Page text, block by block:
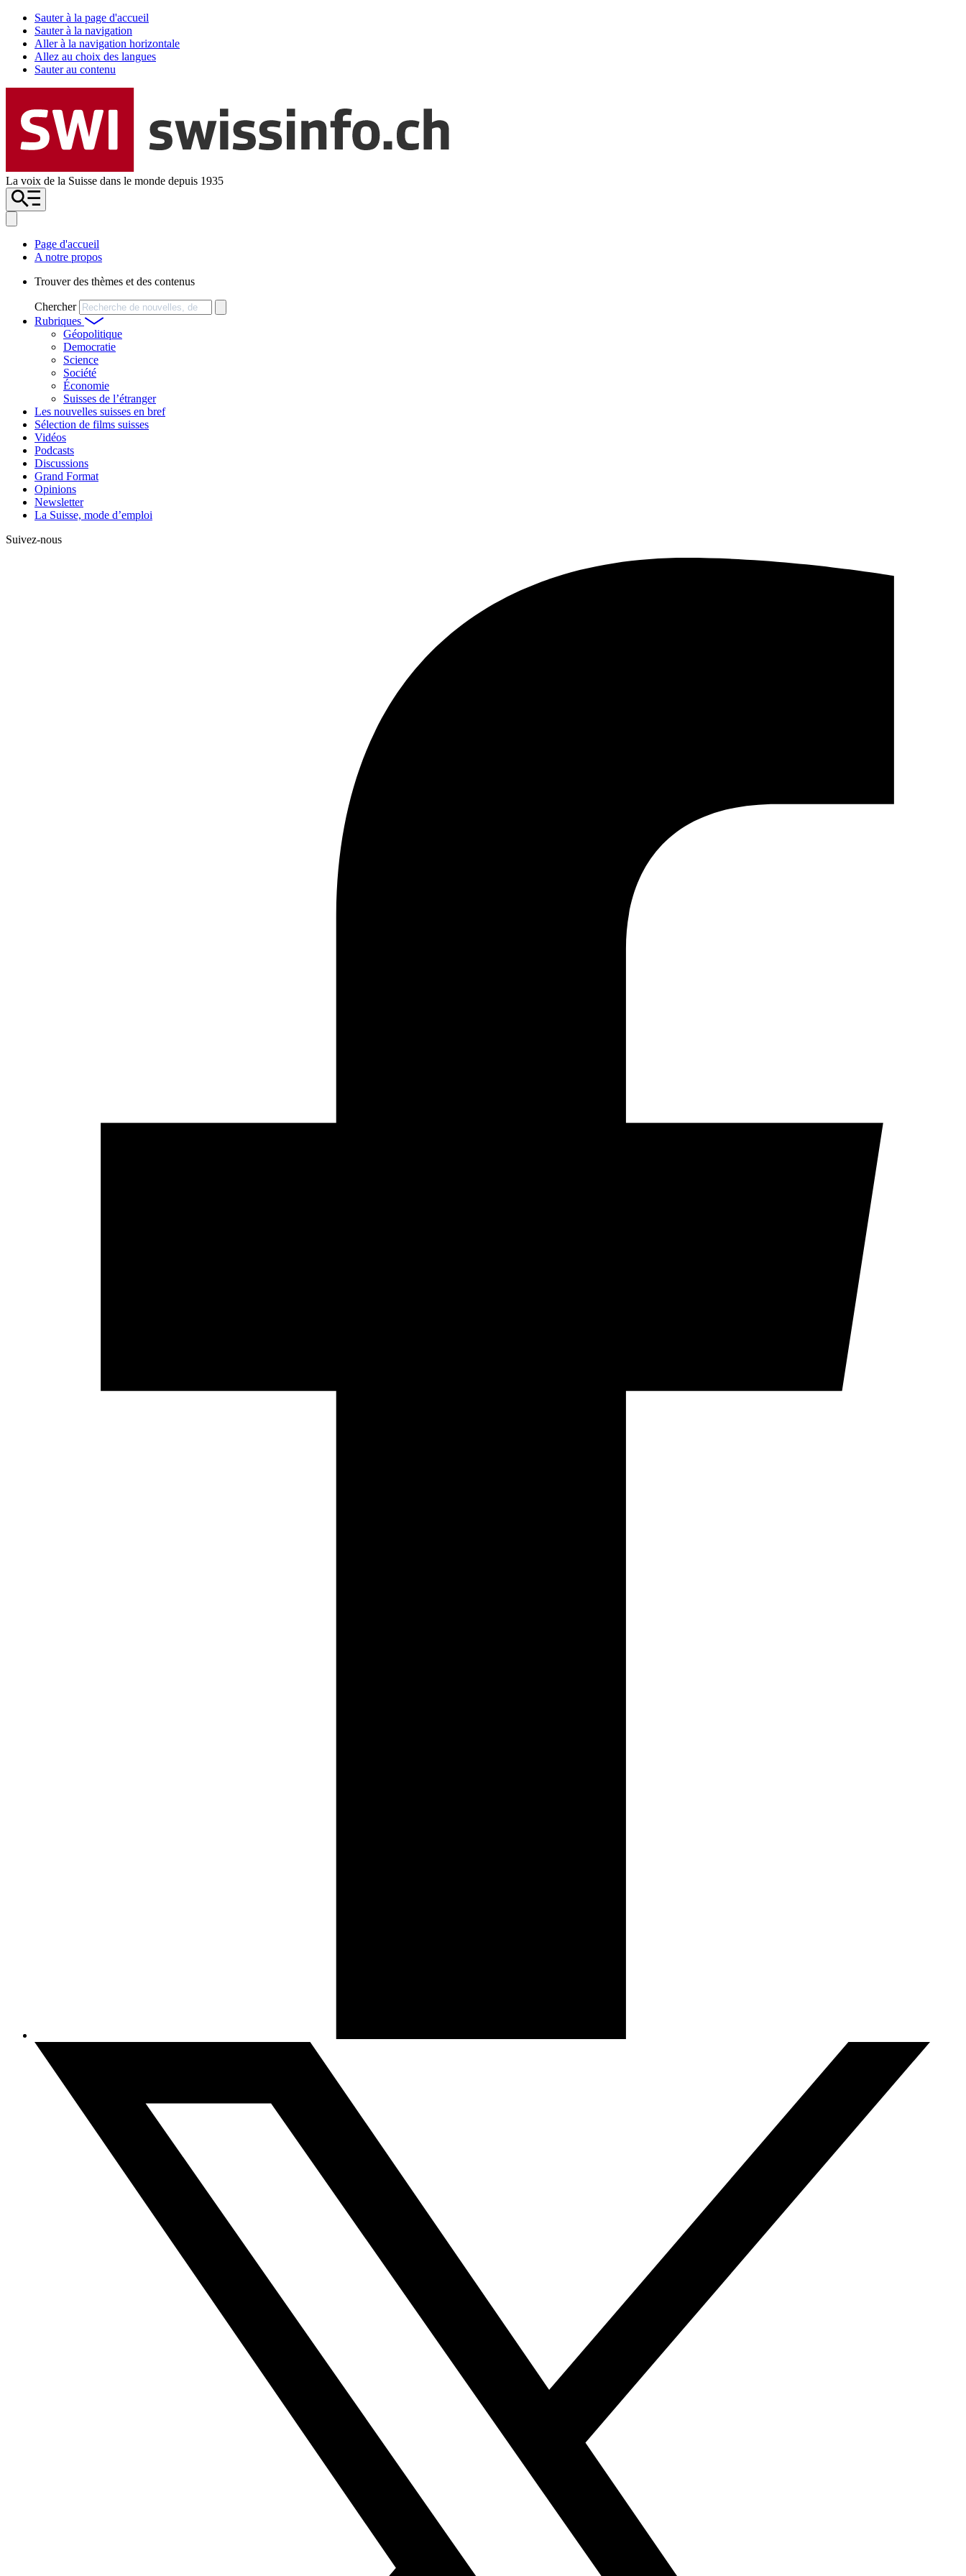
Sauter à la page d'accueil
Sauter à la navigation
Aller à la navigation horizontale
Allez au choix des langues
Sauter au contenu
La voix de la Suisse dans le monde depuis 1935
Page d'accueil
A notre propos
Trouver des thèmes et des contenus
Chercher
Rubriques
Géopolitique
Democratie
Science
Société
Économie
Suisses de l’étranger
Les nouvelles suisses en bref
Sélection de films suisses
Vidéos
Podcasts
Discussions
Grand Format
Opinions
Newsletter
La Suisse, mode d’emploi
Suivez-nous